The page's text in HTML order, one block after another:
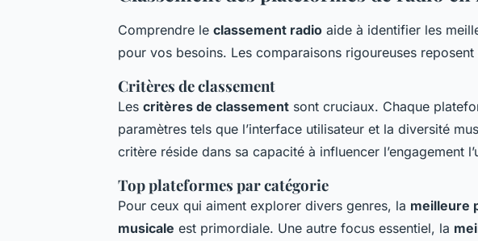
Comprendre le classement radio aide à identifier les
pour vos besoins. Les comparaisons rigoureuses
Critères de classement
Les critères de classement sont cruciaux. Chaque
paramètres tels que l’interface utilisateur et la diversité
critère réside dans sa capacité à influencer l’engagement
Top plateformes par catégorie
Pour ceux qui aiment explorer divers genres, la meilleure
musicale est primordiale. Une autre focus essentiel, la